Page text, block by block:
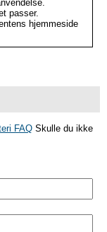
passer.
hjemmeside
FAQ Skulle du ikke